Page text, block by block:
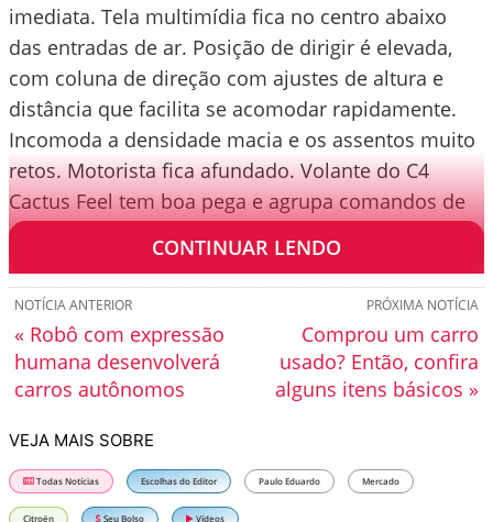
imediata. Tela multimídia fica no centro abaixo
das entradas de ar. Posição de dirigir é elevada,
com coluna de direção com ajustes de altura e
distância que facilita se acomodar rapidamente.
Incomoda a densidade macia e os assentos muito
retos. Motorista fica afundado. Volante do C4
Cactus Feel tem boa pega e agrupa comandos de
som e telefonia.
CONTINUAR LENDO
PRÓXIMA NOTÍCIA
Comprou um carro
usado? Então, confira
alguns itens básicos »
NOTÍCIA ANTERIOR
« Robô com expressão
humana desenvolverá
carros autônomos
VEJA MAIS SOBRE
Todas Notícias Escolhas do Editor Paulo Eduardo Mercado
Citroën Seu Bolso Vídeos